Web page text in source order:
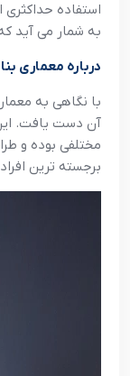
استفاده
به شمار می آید
درباره معماری
با نگاهی به
آن دست یافت.
مختلفی بوده و
برجسته ترین